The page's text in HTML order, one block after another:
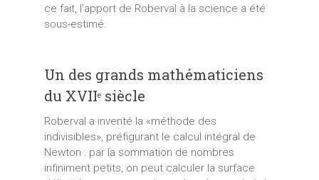
ce fait, l’apport de Roberval à la science a été
sous-estimé.
Un des grands mathématiciens
du XVIIesiècle
Roberval a inventé la «méthode des
indivisibles», préfigurant le calcul intégral de
Newton : par la sommation de nombres
infiniment petits, on peut calculer la surface